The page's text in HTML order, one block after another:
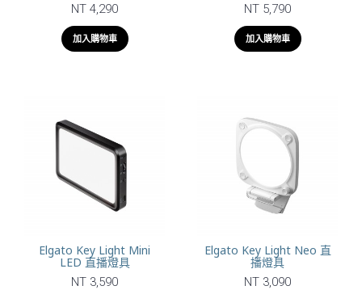
NT 4,290
加入購物車
NT 5,790
加入購物車
Elgato Key Light Mini
LED 直播燈具
NT 3,590
Elgato Key Light Neo 直
播燈具
NT 3,090